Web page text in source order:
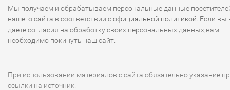
Мы получаем и обрабатываем персональные данные
нашего сайта в соответствии софициальной политикой . Если вы
даете согласия на обработку своих персональных данных,вам
необходимо покинуть наш сайт.
При использовании материалов с сайта обязательно указание
ссылки на источник.